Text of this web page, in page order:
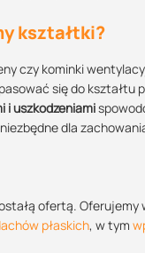
kształtki?
czy kominki
się do
i uszkodzeniami
dla
ofertą. Oferujemy
płaskich, w tym